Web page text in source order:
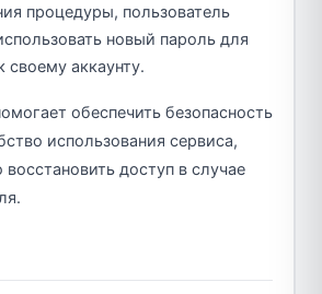
процедуры, пользователь
новый пароль для
своему аккаунту.
обеспечить безопасность
использования сервиса,
восстановить доступ в случае